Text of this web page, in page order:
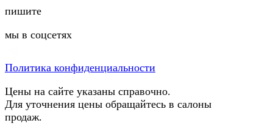
пишите
мы в соцсетях
Политика конфиденциальности
Цены на сайте указаны справочно.
Для уточнения цены обращайтесь в салоны
продаж.